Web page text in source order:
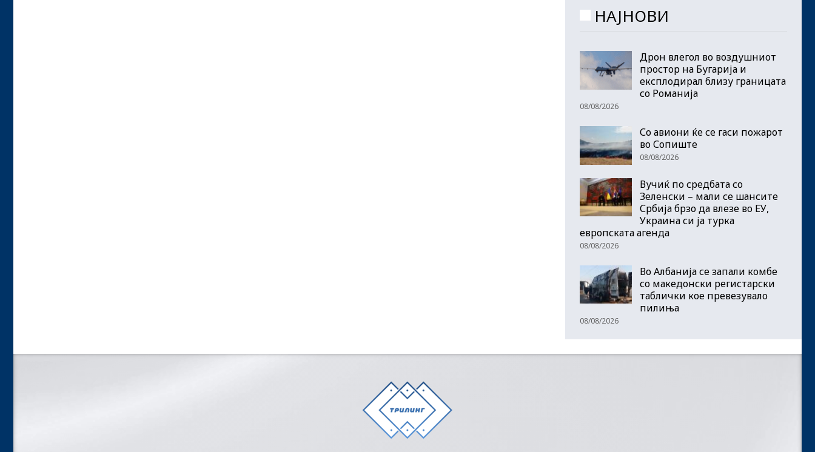
НАЈНОВИ
Дрон влегол во воздушниот
простор на Бугарија и
експлодирал близу границата
со Романија
08/08/2026
Со авиони ќе се гаси пожарот
во Сопиште
08/08/2026
Вучиќ по средбата со
Зеленски – мали се шансите
Србија брзо да влезе во ЕУ,
Украина си ја турка
европската агенда
08/08/2026
Во Албанија се запали комбе
со македонски регистарски
таблички кое превезувало
пилиња
08/08/2026